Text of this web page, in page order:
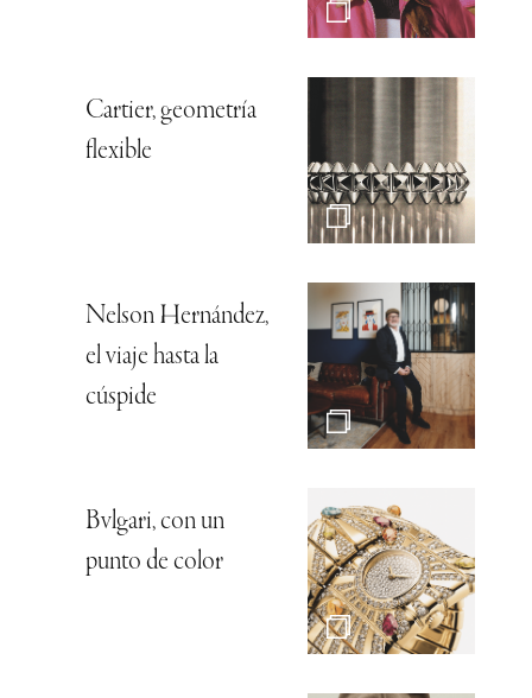
Cartier, geometría
flexible
Nelson Hernández,
el viaje hasta la
cúspide
Bvlgari, con un
punto de color